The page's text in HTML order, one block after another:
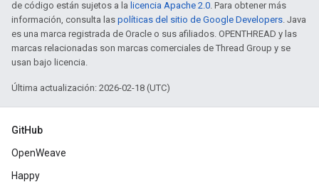
de código están sujetos a la licencia Apache 2.0. Para obtener más
información, consulta las políticas del sitio de Google Developers. Java
es una marca registrada de Oracle o sus afiliados. OPENTHREAD y las
marcas relacionadas son marcas comerciales de Thread Group y se
usan bajo licencia.
Última actualización: 2026-02-18 (UTC)
GitHub
OpenWeave
Happy